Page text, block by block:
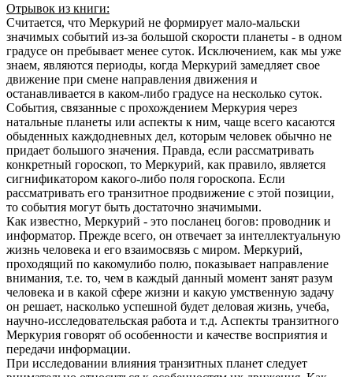
Отрывок из книги:
Считается, что Меркурий не формирует мало-мальски
значимых событий из-за большой скорости планеты - в одном
градусе он пребывает менее суток. Исключением, как мы уже
знаем, являются периоды, когда Меркурий замедляет свое
движение при смене направления движения и
останавливается в каком-либо градусе на несколько суток.
События, связанные с прохождением Меркурия через
натальные планеты или аспекты к ним, чаще всего касаются
обыденных каждодневных дел, которым человек обычно не
придает большого значения. Правда, если рассматривать
конкретный гороскоп, то Меркурий, как правило, является
сигнификатором какого-либо поля гороскопа. Если
рассматривать его транзитное продвижение с этой позиции,
то события могут быть достаточно значимыми.
Как известно, Меркурий - это посланец богов: проводник и
информатор. Прежде всего, он отвечает за интеллектуальную
жизнь человека и его взаимосвязь с миром. Меркурий,
проходящий по какомулибо полю, показывает направление
внимания, т.е. то, чем в каждый данный момент занят разум
человека и в какой сфере жизни и какую умственную задачу
он решает, насколько успешной будет деловая жизнь, учеба,
научно-исследовательская работа и т.д. Аспекты транзитного
Меркурия говорят об особенности и качестве восприятия и
передачи информации.
При исследовании влияния транзитных планет следует